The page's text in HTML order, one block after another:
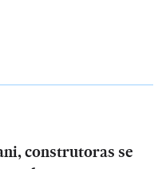
construtoras se